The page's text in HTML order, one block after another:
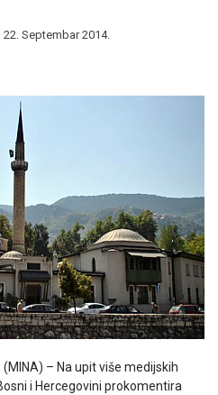
Septembar 2014.
– Na upit više medijskih
i Hercegovini prokomentira